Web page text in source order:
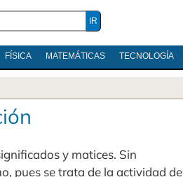
FÍSICA MATEMÁTICAS TECNOLOGÍA
y matices. Sin
pues se trata de la actividad de